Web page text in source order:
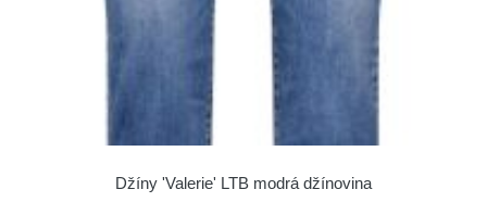
Džíny 'Valerie' LTB modrá džínovina